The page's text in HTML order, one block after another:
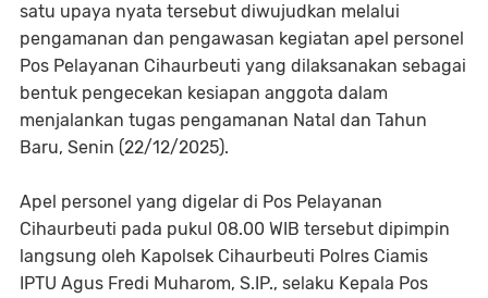
satu upaya nyata tersebut diwujudkan melalui
pengamanan dan pengawasan kegiatan apel personel
Pos Pelayanan Cihaurbeuti yang dilaksanakan sebagai
bentuk pengecekan kesiapan anggota dalam
menjalankan tugas pengamanan Natal dan Tahun
Baru, Senin (22/12/2025).
Apel personel yang digelar di Pos Pelayanan
Cihaurbeuti pada pukul 08.00 WIB tersebut dipimpin
langsung oleh Kapolsek Cihaurbeuti Polres Ciamis
IPTU Agus Fredi Muharom, S.IP., selaku Kepala Pos